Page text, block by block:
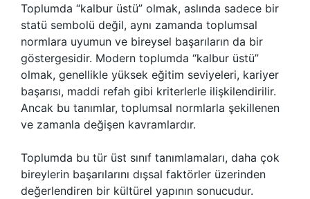
Toplumda “kalbur üstü” olmak, aslında sadece bir
statü sembolü değil, aynı zamanda toplumsal
normlara uyumun ve bireysel başarıların da bir
göstergesidir. Modern toplumda “kalbur üstü”
olmak, genellikle yüksek eğitim seviyeleri, kariyer
başarısı, maddi refah gibi kriterlerle ilişkilendirilir.
Ancak bu tanımlar, toplumsal normlarla şekillenen
ve zamanla değişen kavramlardır.
Toplumda bu tür üst sınıf tanımlamaları, daha çok
bireylerin başarılarını dışsal faktörler üzerinden
değerlendiren bir kültürel yapının sonucudur.